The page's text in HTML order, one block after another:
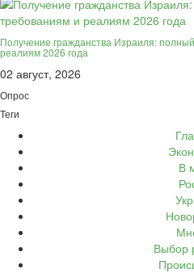
Получение гражданства Израиля:
реалиям 2026 года
02 август, 2026
Опрос
Теги
В
Выбор